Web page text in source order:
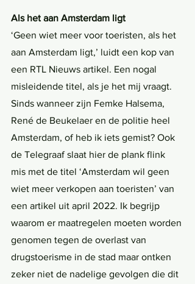
Als het aan Amsterdam ligt
‘Geen wiet meer voor toeristen, als het
aan Amsterdam ligt,’ luidt een kop van
een RTL Nieuws artikel. Een nogal
misleidende titel, als je het mij vraagt.
Sinds wanneer zijn Femke Halsema,
René de Beukelaer en de politie heel
Amsterdam, of heb ik iets gemist? Ook
de Telegraaf slaat hier de plank flink
mis met de titel ‘Amsterdam wil geen
wiet meer verkopen aan toeristen’ van
een artikel uit april 2022. Ik begrijp
waarom er maatregelen moeten worden
genomen tegen de overlast van
drugstoerisme in de stad maar ontken
zeker niet de nadelige gevolgen die dit